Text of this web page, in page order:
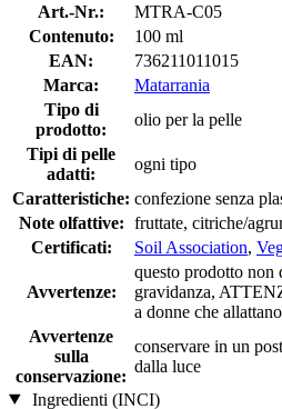
Art.-Nr.:
MTRA-C05
Contenuto:
100 ml
EAN:
736211011015
Marca:
Matarrania
Tipo di
prodotto:
olio per la pelle
Tipi di pelle
adatti:
ogni tipo
Caratteristiche: confezione senza
Note olfattive: fruttate, citriche/
Certificati:
Soil Association,
Avvertenze:
questo prodotto non
gravidanza,
a donne che allattano
Avvertenze
sulla
conservazione:
conservare in un
dalla luce
Ingredienti (INCI)